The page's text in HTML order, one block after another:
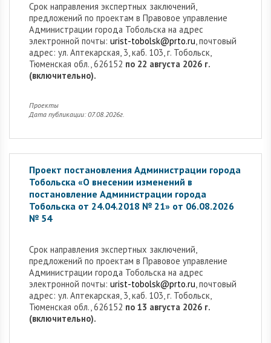
Cрок направления экспертных заключений,
предложений по проектам в Правовое управление
Администрации города Тобольска на адрес
электронной почты: urist-tobolsk@prto.ru, почтовый
адрес: ул. Аптекарская, 3, каб. 103, г. Тобольск,
Тюменская обл., 626152 по 22 августа 2026 г.
(включительно).
Проекты
Дата публикации: 07.08.2026г.
Проект постановления Администрации города
Тобольска «О внесении изменений в
постановление Администрации города
Тобольска от 24.04.2018 № 21» от 06.08.2026
№ 54
Cрок направления экспертных заключений,
предложений по проектам в Правовое управление
Администрации города Тобольска на адрес
электронной почты: urist-tobolsk@prto.ru, почтовый
адрес: ул. Аптекарская, 3, каб. 103, г. Тобольск,
Тюменская обл., 626152 по 13 августа 2026 г.
(включительно).